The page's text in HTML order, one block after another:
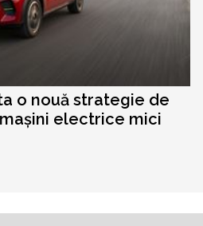
o nouă strategie de
electrice mici